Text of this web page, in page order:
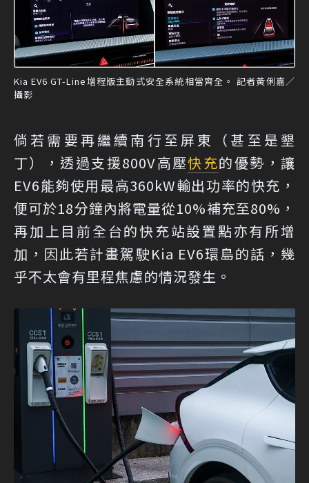
Kia EV6 GT-Line增程版主動式安全系統相當齊全。 記者黃俐嘉／
攝影
倘若需要再繼續南行至屏東（甚至是墾
丁），透過支援800V高壓快充的優勢，讓
EV6能夠使用最高360kW輸出功率的快充，
便可於18分鐘內將電量從10%補充至80%，
再加上目前全台的快充站設置點亦有所增
加，因此若計畫駕駛Kia EV6環島的話，幾
乎不太會有里程焦慮的情況發生。